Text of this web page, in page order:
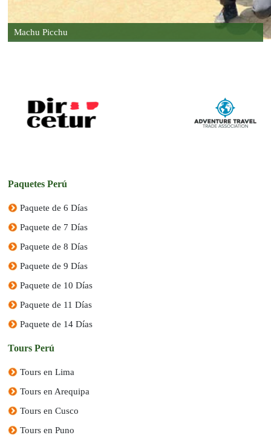
Machu Picchu
Paquetes Perú
Paquete de 6 Días
Paquete de 7 Días
Paquete de 8 Días
Paquete de 9 Días
Paquete de 10 Días
Paquete de 11 Días
Paquete de 14 Días
Tours Perú
Tours en Lima
Tours en Arequipa
Tours en Cusco
Tours en Puno